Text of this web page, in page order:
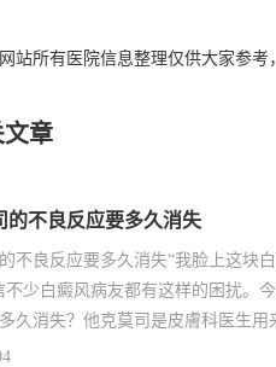
站所有医院信息整理仅供大家参考
章
的不良反应要多久消失
不良反应要多久消失“我脸上这块
不少白癜风病友都有这样的困扰。
久消失？他克莫司是皮膚科医生